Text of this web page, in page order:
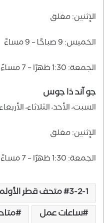
الإثنين: مغلق
الخميس: 9 صباحًا – 9 مساءً
الجمعة: 1:30 ظهرًا – 7 مساءً
جو آند ذا جوس
السبت، الأحد، الثلاثاء، الأربعاء،
الإثنين: مغلق
الجمعة: 1:30 ظهرًا – 7 مساءً
3-2-1 متحف قطر الأولمبي والرياضي
ساعات عمل